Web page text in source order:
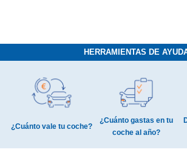
HERRAMIENTAS DE
¿Cuánto vale tu coche?
¿Cuánto gastas en tu
coche al año?